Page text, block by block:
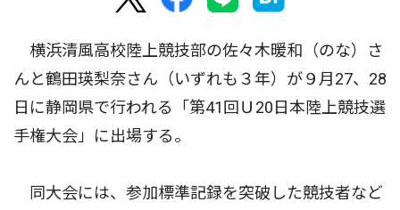
横浜清風高校陸上競技部の佐々木暖和（のな）さ
んと鶴田瑛梨奈さん（いずれも３年）が９月27、28
日に静岡県で行われる「第41回Ｕ20日本陸上競技選
手権大会」に出場する。
同大会には、参加標準記録を突破した競技者など